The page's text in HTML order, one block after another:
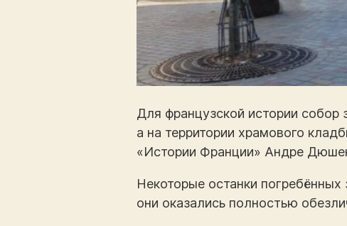
Для французской истории собор
а на территории храмового
«Истории Франции» Андре
Некоторые останки
они оказались полностью